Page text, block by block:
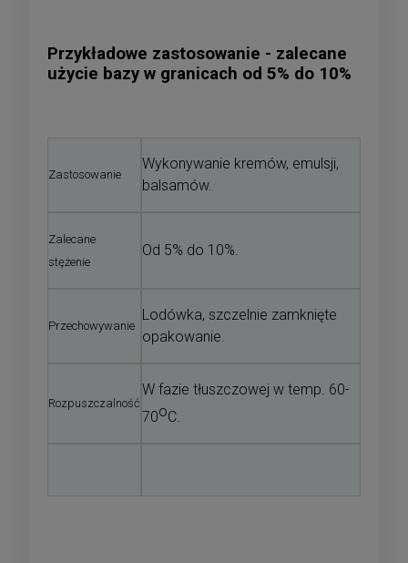
Przykładowe zastosowanie - zalecane
użycie bazy w granicach od 5% do 10%
Zastosowanie
Wykonywanie kremów, emulsji,
balsamów.
Zalecane
stężenie
Od 5% do 10%.
Przechowywanie
Lodówka, szczelnie zamknięte
opakowanie.
Rozpuszczalność
W fazie tłuszczowej w temp. 60-
70oC.